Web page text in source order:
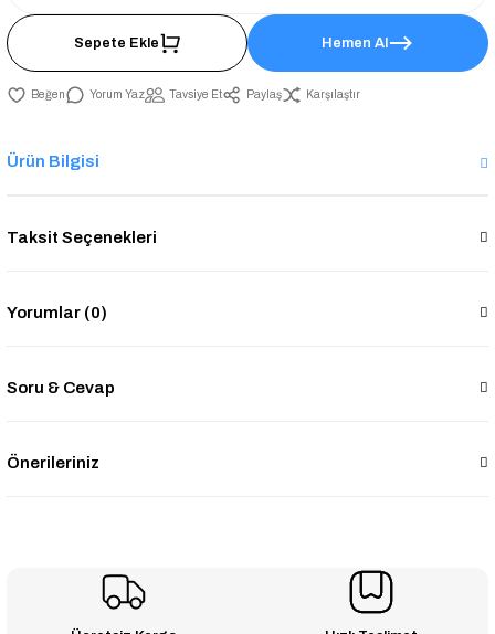
Sepete Ekle Hemen Al
Yorum Yaz Tavsiye Et Paylaş Karşılaştır
Ürün Bilgisi
Taksit Seçenekleri
Yorumlar (0)
Soru & Cevap
Önerileriniz